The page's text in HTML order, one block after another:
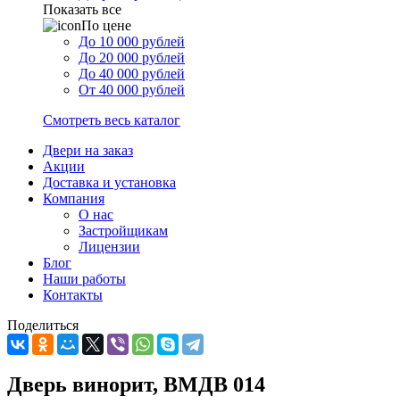
Показать все
По цене
До 10 000 рублей
До 20 000 рублей
До 40 000 рублей
От 40 000 рублей
Смотреть весь каталог
Двери на заказ
Акции
Доставка и установка
Компания
О нас
Застройщикам
Лицензии
Блог
Наши работы
Контакты
Поделиться
Дверь винорит, ВМДВ 014